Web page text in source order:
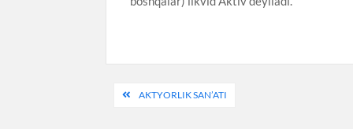
PostAKTYORLIK SAN’ATI